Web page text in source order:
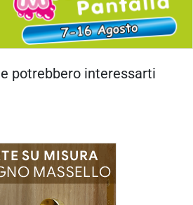
potrebbero interessarti